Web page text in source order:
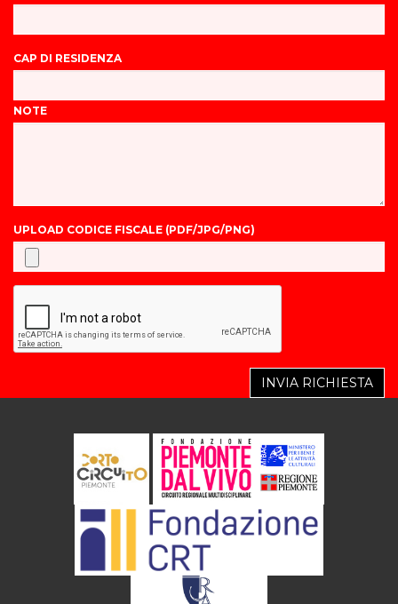
CAP DI RESIDENZA
NOTE
UPLOAD CODICE FISCALE (PDF/JPG/PNG)
INVIA RICHIESTA